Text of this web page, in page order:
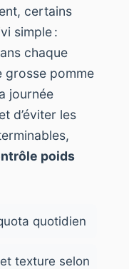
certains
simple :
chaque
grosse pomme
journée
d’éviter les
poids
quotidien
texture selon